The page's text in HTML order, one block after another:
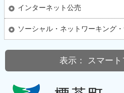
インターネット公売
ソーシャル・ネットワーキング
表示： スマート